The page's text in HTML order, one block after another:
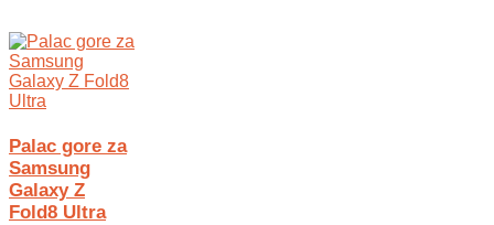
Palac gore za
Samsung
Galaxy Z
Fold8 Ultra